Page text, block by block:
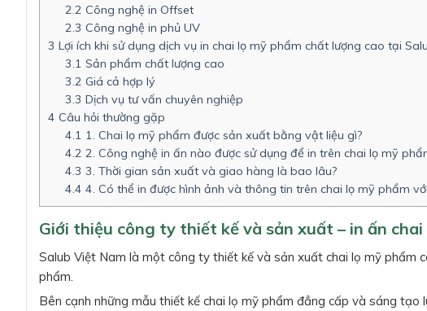
2.2 Công nghệ in Offset
2.3 Công nghệ in phủ UV
3 Lợi ích khi sử dụng dịch vụ in chai lọ mỹ phẩm chất lượng cao tại
3.1 Sản phẩm chất lượng cao
3.2 Giá cả hợp lý
3.3 Dịch vụ tư vấn chuyên nghiệp
4 Câu hỏi thường gặp
4.1 1. Chai lọ mỹ phẩm được sản xuất bằng vật liệu gì?
4.2 2. Công nghệ in ấn nào được sử dụng để in trên chai lọ mỹ
4.3 3. Thời gian sản xuất và giao hàng là bao lâu?
4.4 4. Có thể in được hình ảnh và thông tin trên chai lọ mỹ phẩm
Giới thiệu công ty thiết kế và sản xuất – in ấn
Salub Việt Nam là một công ty thiết kế và sản xuất chai lọ mỹ phẩm
phẩm.
Bên cạnh những mẫu thiết kế chai lọ mỹ phẩm đẳng cấp và sáng